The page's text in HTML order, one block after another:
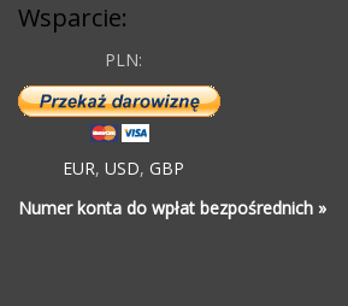
Wsparcie:
PLN:
EUR, USD, GBP
Numer konta do wpłat bezpośrednich »